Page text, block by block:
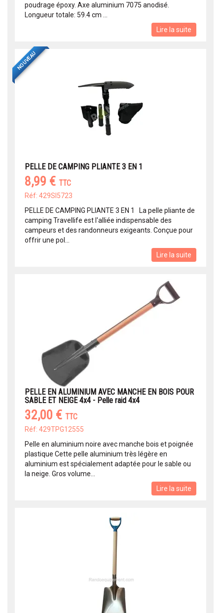
poudrage époxy. Axe aluminium 7075 anodisé.
Longueur totale: 59.4 cm ...
Lire la suite
NOUVEAU
PELLE DE CAMPING PLIANTE 3 EN 1
8,99 € TTC
Réf: 429SI5723
PELLE DE CAMPING PLIANTE 3 EN 1 La pelle pliante de
camping Travellife est l'alliée indispensable des
campeurs et des randonneurs exigeants. Conçue pour
offrir une pol...
Lire la suite
PELLE EN ALUMINIUM AVEC MANCHE EN BOIS POUR
SABLE ET NEIGE 4x4 - Pelle raid 4x4
32,00 € TTC
Réf: 429TPG12555
Pelle en aluminium noire avec manche bois et poignée
plastique Cette pelle aluminium très légère en
aluminium est spécialement adaptée pour le sable ou
la neige. Gros volume...
Lire la suite